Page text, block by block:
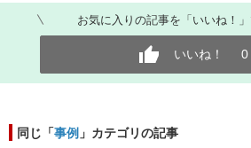
お気に入りの記事を「いいね！
いいね！ 0
同じ「事例 」カテゴリの記事